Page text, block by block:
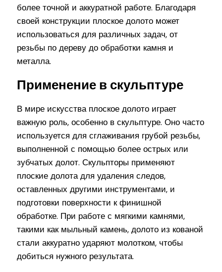
более точной и аккуратной работе. Благодаря
своей конструкции плоское долото может
использоваться для различных задач, от
резьбы по дереву до обработки камня и
металла.
Применение в скульптуре
В мире искусства плоское долото играет
важную роль, особенно в скульптуре. Оно часто
используется для сглаживания грубой резьбы,
выполненной с помощью более острых или
зубчатых долот. Скульпторы применяют
плоские долота для удаления следов,
оставленных другими инструментами, и
подготовки поверхности к финишной
обработке. При работе с мягкими камнями,
такими как мыльный камень, долото из кованой
стали аккуратно ударяют молотком, чтобы
добиться нужного результата.